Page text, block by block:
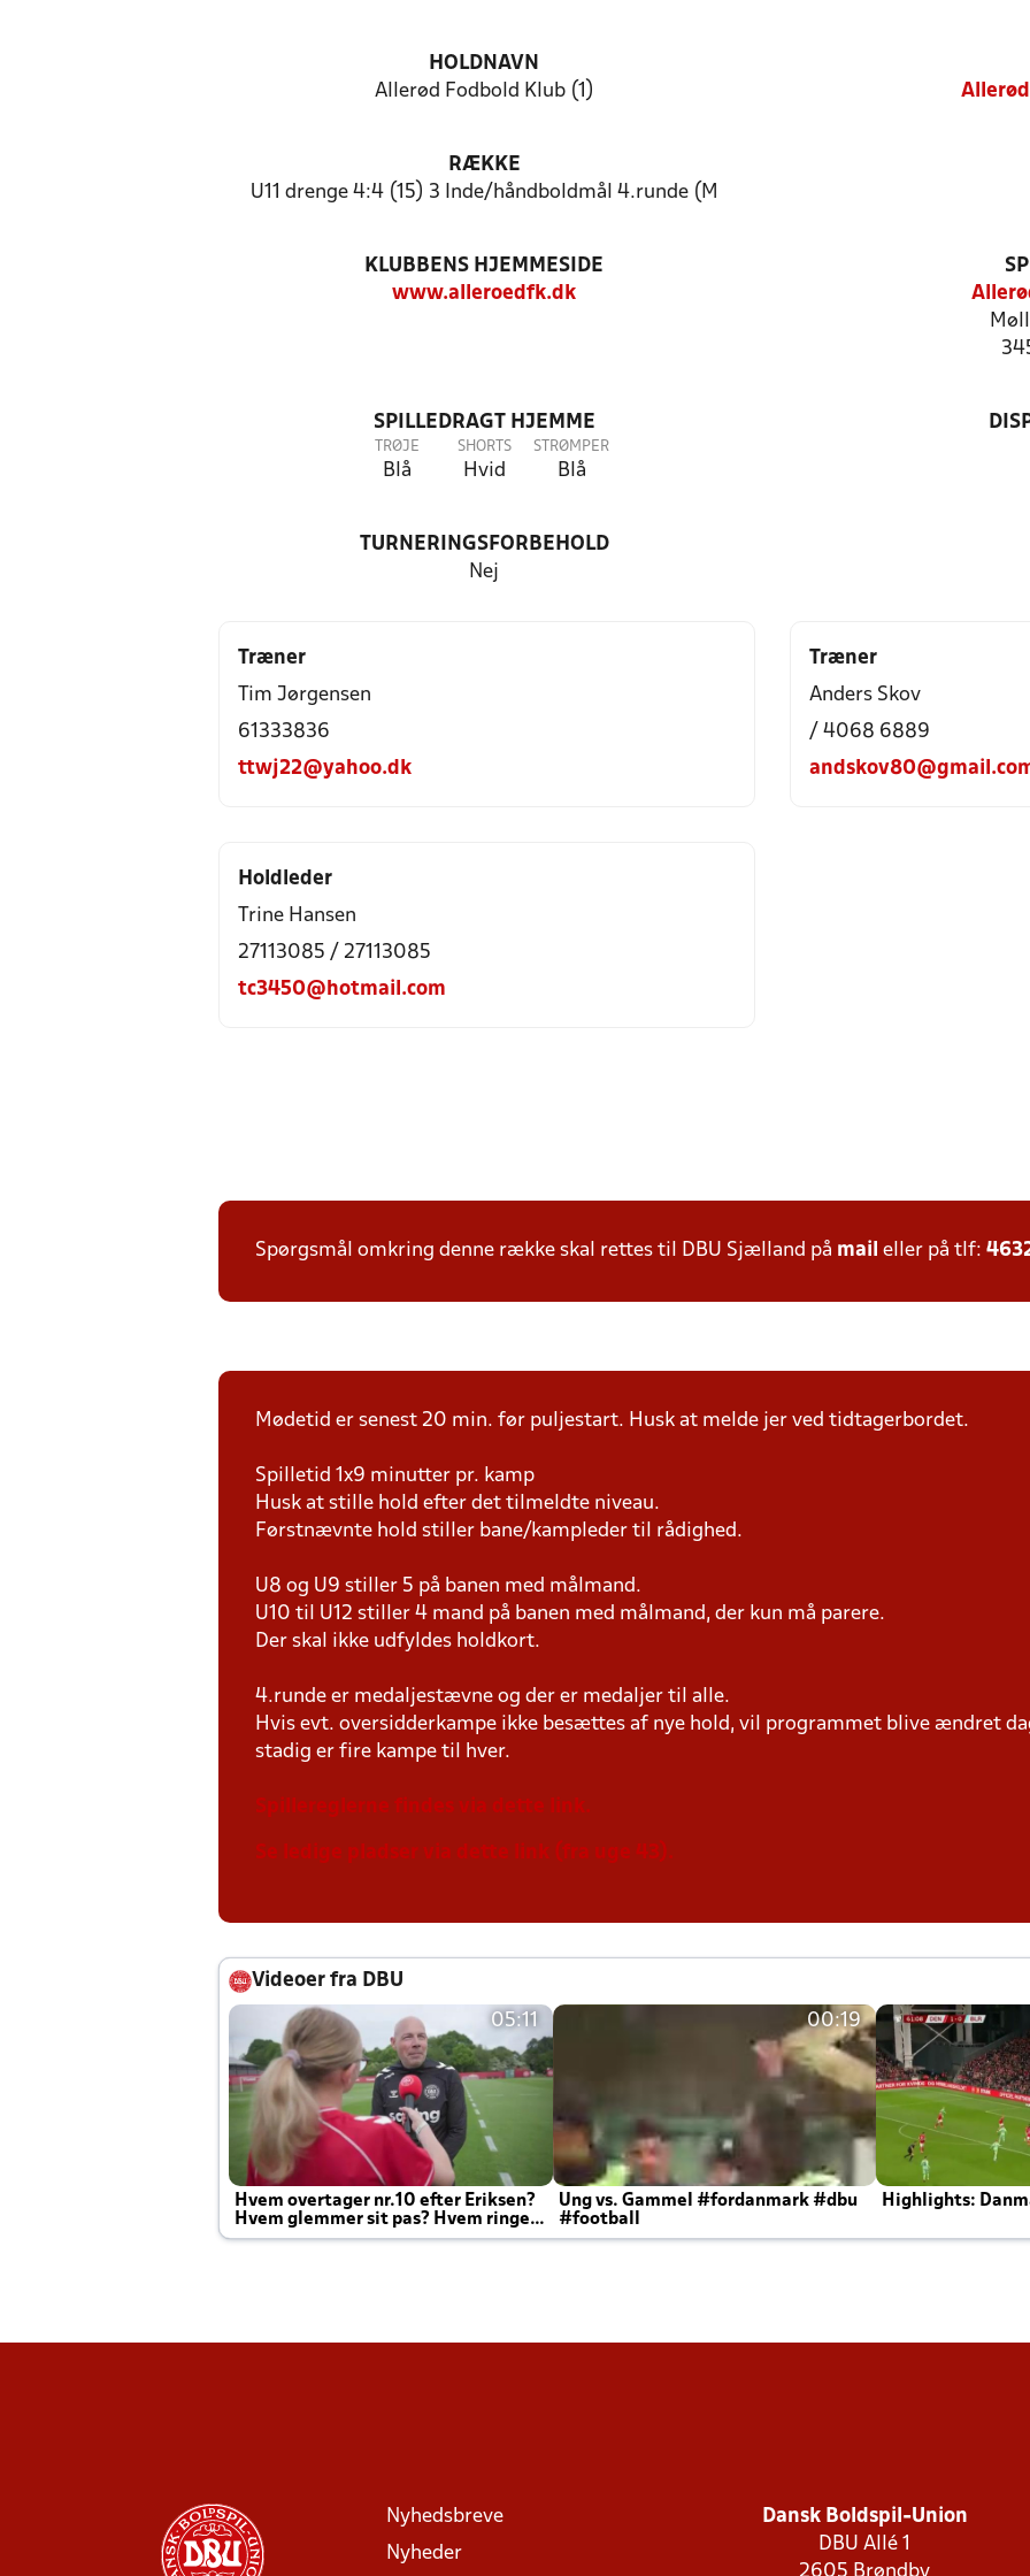
HOLDNAVN
Allerød Fodbold Klub (1)
RÆKKE
U11 drenge 4:4 (15) 3 Inde/håndboldmål 4.runde (M
KLUBBENS HJEMMESIDE
www.alleroedfk.dk
SPILLEDRAGT HJEMME
TRØJE
Blå
SHORTS
Hvid
STRØMPER
Blå
TURNERINGSFORBEHOLD
Nej
Træner
Tim Jørgensen
61333836
ttwj22@yahoo.dk
Træner
Anders Skov
/ 4068 6889
Holdleder
Trine Hansen
27113085 / 27113085
tc3450@hotmail.com
Spørgsmål omkring denne række skal rettes til DBU Sjælland på mail eller på tlf:
Mødetid er senest 20 min. før puljestart. Husk at melde jer ved tidtagerbordet.
Spilletid 1x9 minutter pr. kamp
Husk at stille hold efter det tilmeldte niveau.
Førstnævnte hold stiller bane/kampleder til rådighed.
U8 og U9 stiller 5 på banen med målmand.
U10 til U12 stiller 4 mand på banen med målmand, der kun må parere.
Der skal ikke udfyldes holdkort.
4.runde er medaljestævne og der er medaljer til alle.
Hvis evt. oversidderkampe ikke besættes af nye hold, vil programmet blive ændret
stadig er fire kampe til hver.
Spillereglerne findes via dette link.
Se ledige pladser via dette link (fra uge 43).
Videoer fra DBU
05:11
Hvem overtager nr.10 efter Eriksen?
Hvem glemmer sit pas? Hvem ringer
Joachim altid til efter kampe?
00:19
Ung vs. Gammel #fordanmark #dbu
#football
Highlights:
Nyhedsbreve
Nyheder
Dansk Boldspil-Union
DBU Allé 1